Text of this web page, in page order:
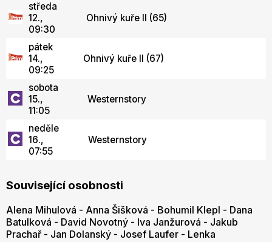
středa
12.,
09:30
Ohnivý kuře II (65)
pátek
14.,
09:25
Ohnivý kuře II (67)
sobota
15.,
11:05
Westernstory
neděle
16.,
07:55
Westernstory
Související osobnosti
Alena Mihulová - Anna Šišková - Bohumil Klepl - Dana
Batulková - David Novotný - Iva Janžurová - Jakub
Prachař - Jan Dolanský - Josef Laufer - Lenka